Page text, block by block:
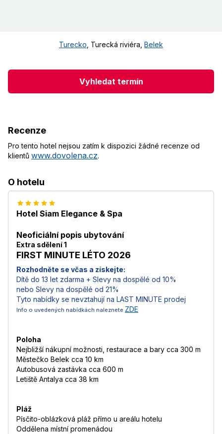
Turecko Turecká riviéra Belek
Vyhledat termín
Recenze
Pro tento hotel nejsou zatím k dispozici žádné recenze od
klientů www.dovolena.cz.
O hotelu
Hotel Siam Elegance & Spa
Neoficiální popis ubytování
Extra sdělení 1
FIRST MINUTE LÉTO 2026
Rozhodněte se včas a získejte:
Dítě do 13 let zdarma + Slevy na dospělé od 10%
nebo Slevy na dospělé od 21%
Tyto nabídky se nevztahují na LAST MINUTE prodej
Info o uvedených nabídkách naleznete ZDE
Poloha
Nejbližší nákupní možnosti, restaurace a bary cca 300 m
Městečko Belek cca 10 km
Autobusová zastávka cca 600 m
Letiště Antalya cca 38 km
Pláž
Písčito-oblázková pláž přímo u areálu hotelu
Oddělena místní promenádou